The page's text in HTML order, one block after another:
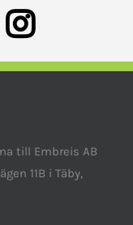
till Embreis AB
11B i Täby,